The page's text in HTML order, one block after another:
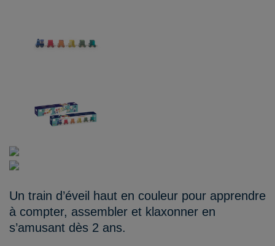
Un train d’éveil haut en couleur pour apprendre
à compter, assembler et klaxonner en
s’amusant dès 2 ans.